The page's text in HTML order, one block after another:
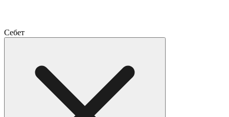
Себет